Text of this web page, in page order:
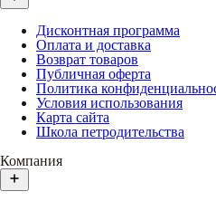
Дисконтная программа
Оплата и доставка
Возврат товаров
Публичная оферта
Политика
Условия использования
Карта сайта
Школа петродительства
Компания